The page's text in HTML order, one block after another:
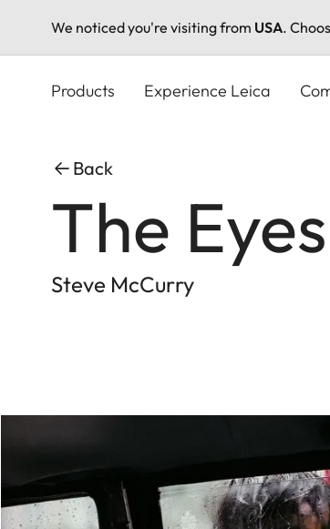
We noticed you're visiting from USA.
Products Experience Leica
Back
The
Steve McCurry